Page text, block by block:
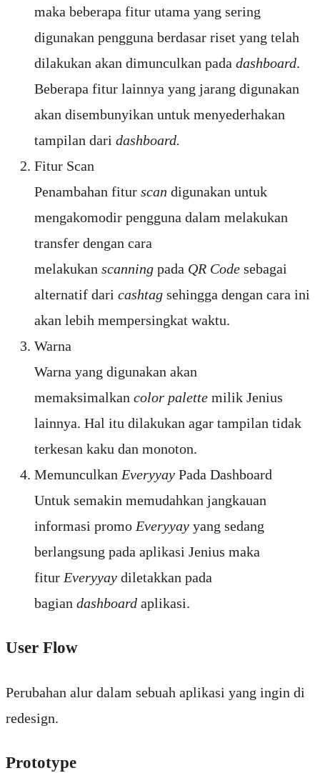
maka beberapa fitur utama yang sering
digunakan pengguna berdasar riset yang telah
dilakukan akan dimunculkan pada dashboard.
Beberapa fitur lainnya yang jarang digunakan
akan disembunyikan untuk menyederhakan
tampilan dari dashboard.
Fitur Scan
Penambahan fitur scan digunakan untuk
mengakomodir pengguna dalam melakukan
transfer dengan cara
melakukan scanning pada QR Code sebagai
alternatif dari cashtag sehingga dengan cara ini
akan lebih mempersingkat waktu.
Warna
Warna yang digunakan akan
memaksimalkan color palette milik Jenius
lainnya. Hal itu dilakukan agar tampilan tidak
terkesan kaku dan monoton.
Memunculkan Everyyay Pada Dashboard
Untuk semakin memudahkan jangkauan
informasi promo Everyyay yang sedang
berlangsung pada aplikasi Jenius maka
fitur Everyyay diletakkan pada
bagian dashboard aplikasi.
User Flow
Perubahan alur dalam sebuah aplikasi yang ingin di
redesign.
Prototype